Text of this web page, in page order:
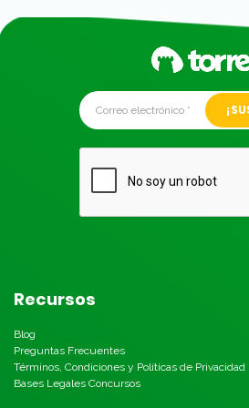
Alternative:
Recursos
Blog
Preguntas Frecuentes
Términos, Condiciones y Políticas de Privacidad
Bases Legales Concursos